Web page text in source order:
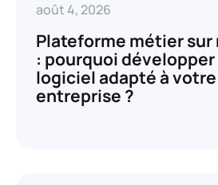
août 4, 2026
Plateforme métier sur
: pourquoi développer
logiciel adapté à votre
entreprise ?